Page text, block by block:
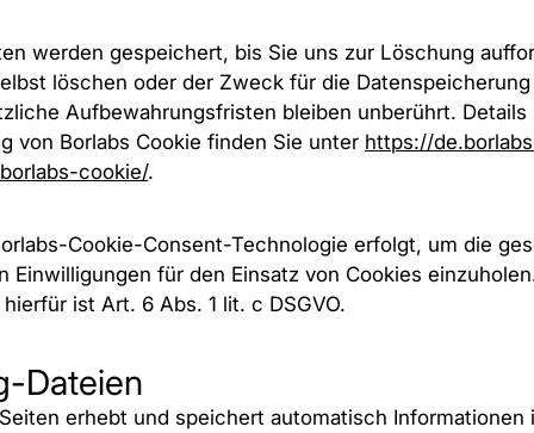
werden gespeichert, bis Sie uns zur Löschung
löschen oder der Zweck für die
Aufbewahrungsfristen bleiben unberührt. Details
von Borlabs Cookie finden Sie unter https://
cookie/.
Cookie-Consent-Technologie erfolgt, um die
Einwilligungen für den Einsatz von Cookies
ist Art. 6 Abs. 1 lit. c DSGVO.
Dateien
erhebt und speichert automatisch Informationen